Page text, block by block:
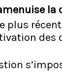
plus
des